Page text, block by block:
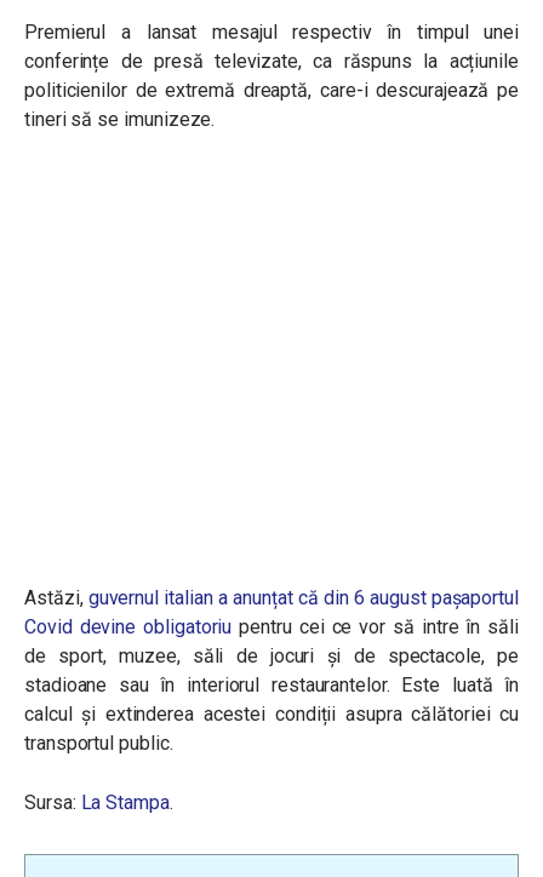
Premierul a lansat mesajul respectiv în timpul unei
conferințe de presă televizate, ca răspuns la acțiunile
politicienilor de extremă dreaptă, care-i descurajează pe
tineri să se imunizeze.
Astăzi,guvernul italian a anunțat că din 6 august pașaportul
Covid devine obligatoriu pentru cei ce vor să intre în săli
de sport, muzee, săli de jocuri și de spectacole, pe
stadioane sau în interiorul restaurantelor. Este luată în
calcul și extinderea acestei condiții asupra călătoriei cu
transportul public.
Sursa: La Stampa.